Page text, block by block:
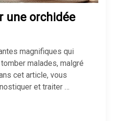
économique pour
une orchidée
magnifiques qui
malades, malgré
cet article, vous
et traiter …